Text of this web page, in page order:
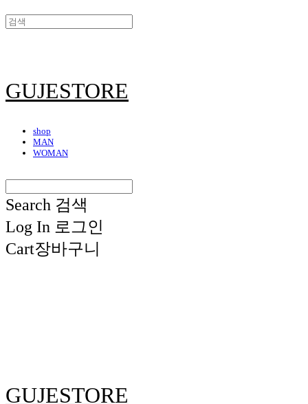
GUJESTORE
shop
MAN
WOMAN
Search 검색
Log In 로그인
Cart장바구니
GUJESTORE